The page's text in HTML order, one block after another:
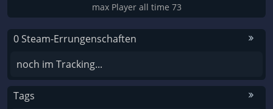
max Player all time 73
0 Steam-Errungenschaften
noch im Tracking...
Tags